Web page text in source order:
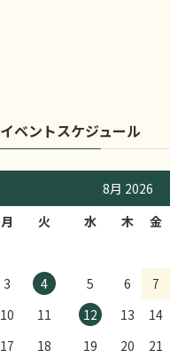
イベントスケジュール
8月 2026
月
火 水 木 金
3
4 5 6 7
10
11 12 13 14
17
18 19 20 21